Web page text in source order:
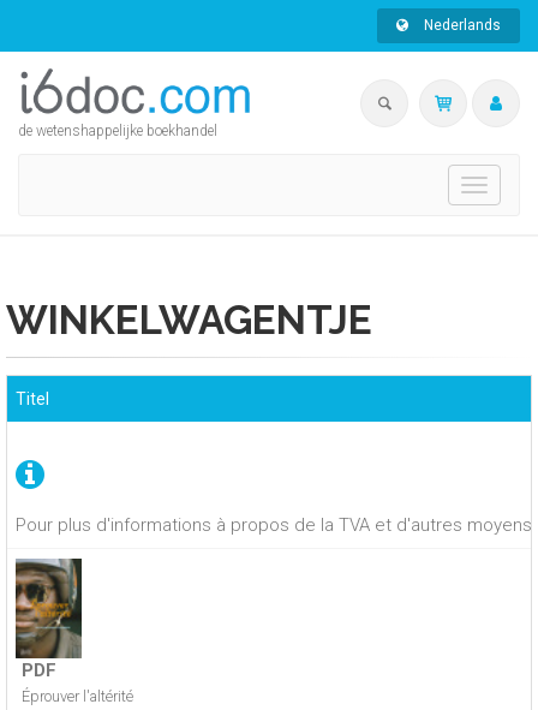
Nederlands
de wetenshappelijke boekhandel
Toggle
WINKELWAGENTJE
Pour plus d'informations à propos de la TVA et d'autres
Titel
PDF
Éprouver l'altérité